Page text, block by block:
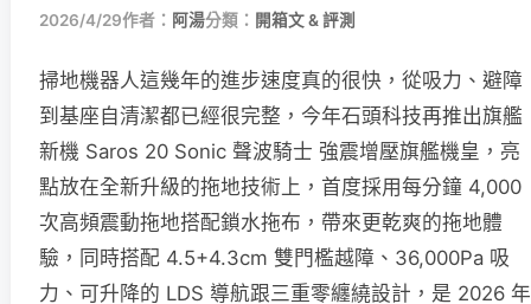
2026/4/29作者： 阿湯分類： 開箱文 & 評測
掃地機器人這幾年的進步速度真的很快，從吸力、避障
到基座自清潔都已經很完整，今年石頭科技再推出旗艦
新機 Saros 20 Sonic 聲波騎士 強震增壓旗艦機皇，亮
點放在全新升級的拖地技術上，首度採用每分鐘 4,000
次高頻震動拖地搭配鎖水拖布，帶來更乾爽的拖地體
驗，同時搭配 4.5+4.3cm 雙門檻越障、36,000Pa 吸
力、可升降的 LDS 導航跟三重零纏繞設計，是 2026 年